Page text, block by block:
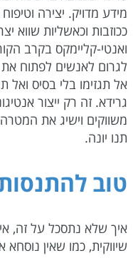
מידע מדויק. יצירה
ככוזבות וכאשליות שווא
ואנטי-קליימקס בקרב
לגרום לאנשים לפתוח
גרידא. זה רק ייצור
משווקים וישיג את
תנו יונה.
טוב
איך שלא נתסכל על זה,
שיווקית, כמו שאין